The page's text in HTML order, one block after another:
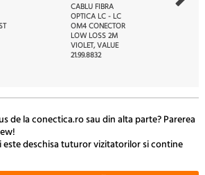
CABLU FIBRA
OPTICA LC - LC
OM4 CONECTOR
LOW LOSS 2M
VIOLET, VALUE
21.99.8832
de la conectica.ro sau din alta parte? Parerea
deschisa tuturor vizitatorilor si contine